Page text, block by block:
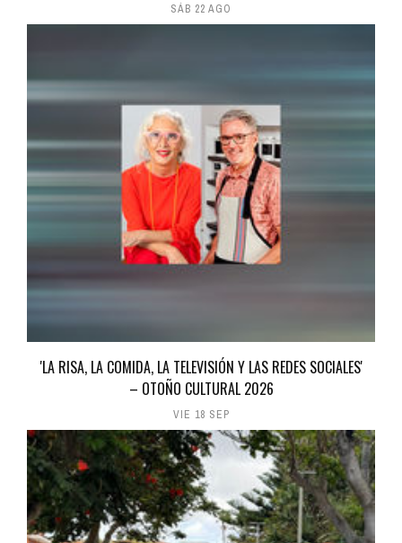
SÁB 22 AGO
'LA RISA, LA COMIDA, LA TELEVISIÓN Y LAS REDES SOCIALES'
– OTOÑO CULTURAL 2026
VIE 18 SEP